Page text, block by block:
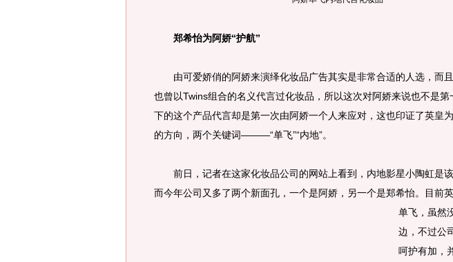
郑希怡为阿娇“护航”
由可爱娇俏的阿娇来演绎化妆品广告其实是非常合适的人选，而
也曾以Twins组合的名义代言过化妆品，所以这次对阿娇来说也不是第
下的这个产品代言却是第一次由阿娇一个人来应对，这也印证了英皇
的方向，两个关键词———“单飞”“内地”。
前日，记者在这家化妆品公司的网站上看到，内地影星小陶虹是该
而今年公司又多了两个新面孔，一个是阿娇，另一个是郑希怡。
目前
单飞，虽然
边，不过公
呵护有加，